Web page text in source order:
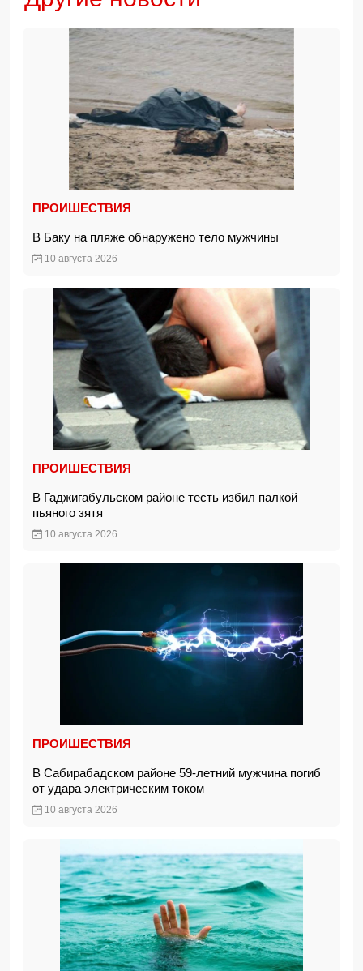
ПРОИШЕСТВИЯ
В Баку на пляже обнаружено тело мужчины
10 августа 2026
ПРОИШЕСТВИЯ
В Гаджигабульском районе тесть избил палкой
пьяного зятя
10 августа 2026
ПРОИШЕСТВИЯ
В Сабирабадском районе 59-летний мужчина погиб
от удара электрическим током
10 августа 2026